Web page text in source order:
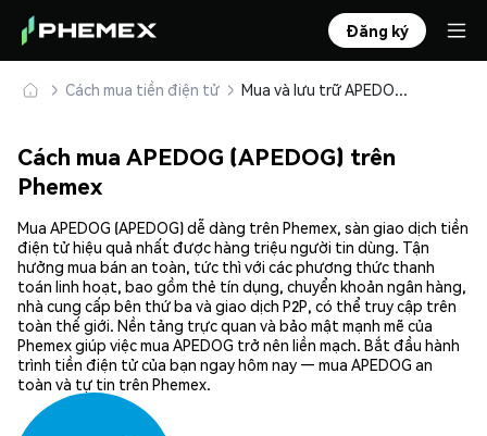
Đăng ký
Cách mua tiền điện tử Mua và lưu trữ APEDOG (APEDOG) an toàn
Cách mua APEDOG (APEDOG) trên
Phemex
Mua APEDOG (APEDOG) dễ dàng trên Phemex, sàn giao dịch tiền
điện tử hiệu quả nhất được hàng triệu người tin dùng. Tận
hưởng mua bán an toàn, tức thì với các phương thức thanh
toán linh hoạt, bao gồm thẻ tín dụng, chuyển khoản ngân hàng,
nhà cung cấp bên thứ ba và giao dịch P2P, có thể truy cập trên
toàn thế giới. Nền tảng trực quan và bảo mật mạnh mẽ của
Phemex giúp việc mua APEDOG trở nên liền mạch. Bắt đầu hành
trình tiền điện tử của bạn ngay hôm nay — mua APEDOG an
toàn và tự tin trên Phemex.